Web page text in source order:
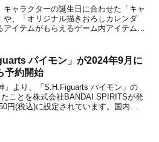
ャラクターの誕生日に合わせた「キャ
や、「オリジナル描きおろしカレンダ
イテムがもらえるゲーム内アイテム交
パイモン」が2024年9月に
予約開始
』より、「S.H.Figuarts パイモン」の
ことを株式会社BANDAI SPIRITSが発
円(税込)に設定されています。国内で